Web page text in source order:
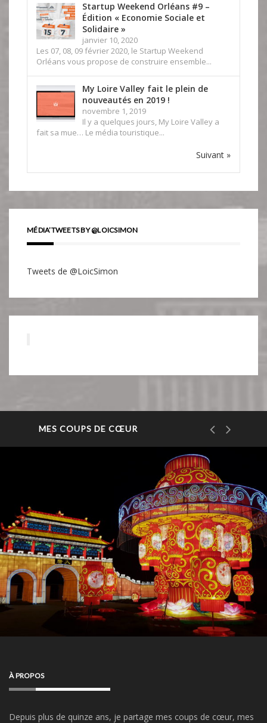
Startup Weekend Orléans #9 –
Édition « Economie Sociale et
Solidaire »
janvier 10, 2020
Les 07, 08, 09 février 2020, le Startup Weekend
Orléans vous propose de construire ensemble...
My Loire Valley fait le plein de
nouveautés en 2019 !
novembre 1, 2019
Il y a quelques jours, My Loire Valley a
fait sa mue… Le média touristique...
Suivant »
MÉDIA’TWEETS BY @LOICSIMON
Tweets de @LoicSimon
MES COUPS DE CŒUR
À PROPOS
Depuis plus de quinze ans, je partage mes coups de cœur, mes